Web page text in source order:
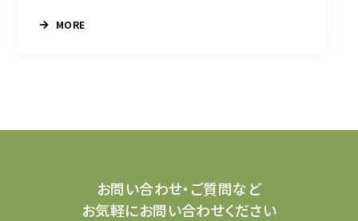
MORE
お問い合わせ・ご質問など
お気軽にお問い合わせください